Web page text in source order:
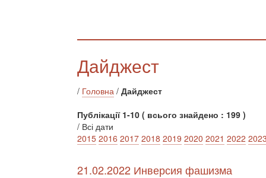
Дайджест
/ Головна / Дайджест
Публікації 1-10 ( всього знайдено : 199 )
/ Всі дати
2015 2016 2017 2018 2019 2020 2021 2022
21.02.2022 Инверсия фашизма